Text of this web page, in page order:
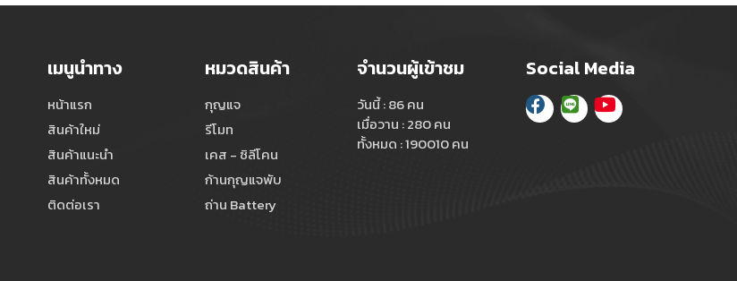
เมนูนำทาง
หน้าแรก
สินค้าใหม่
สินค้าแนะนำ
สินค้าทั้งหมด
ติดต่อเรา
หมวดสินค้า
กุญแจ
รีโมท
เคส - ซิลีโคน
ก้านกุญแจพับ
ถ่าน Battery
จำนวนผู้เข้าชม
วันนี้ : 86 คน
เมื่อวาน : 280 คน
ทั้งหมด : 190010 คน
Social Media